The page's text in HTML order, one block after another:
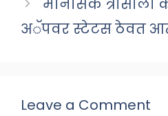
मानसिक त्रासाला
अॅपवर स्टेटस ठेवत
Leave a Comment